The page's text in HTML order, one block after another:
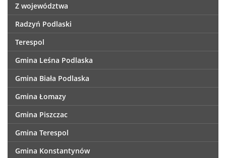
Z województwa
Radzyń Podlaski
Terespol
Gmina Leśna Podlaska
Gmina Biała Podlaska
Gmina Łomazy
Gmina Piszczac
Gmina Terespol
Gmina Konstantynów